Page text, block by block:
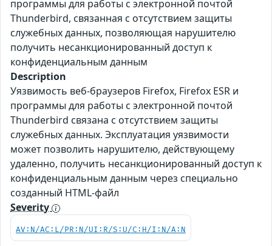
программы для работы с электронной почтой
Thunderbird, связанная с отсутствием защиты
служебных данных, позволяющая нарушителю
получить несанкционированный доступ к
конфиденциальным данным
Description
Уязвимость веб-браузеров Firefox, Firefox ESR и
программы для работы с электронной почтой
Thunderbird связана с отсутствием защиты
служебных данных. Эксплуатация уязвимости
может позволить нарушителю, действующему
удаленно, получить несанкционированный доступ к
конфиденциальным данным через специально
созданный HTML-файл
Severity
AV:N/AC:L/PR:N/UI:R/S:U/C:H/I:N/A:N